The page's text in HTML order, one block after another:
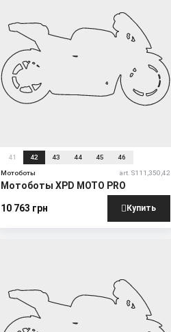
41 42 43 44 45 46
Мотоботы art. S111,350,42
Мотоботы XPD MOTO PRO
10 763 грн Купить